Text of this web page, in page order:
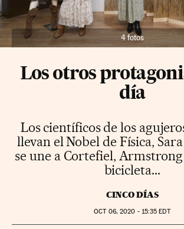
4 fotos
Los otros
día
Los científicos de los
llevan el Nobel de Física,
se une a Cortefiel, Armstrong
bicicleta...
CINCO DÍAS
OCT06, 2020 - 15:35 EDT